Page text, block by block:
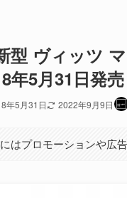
型 ヴィッツ
年5月31日発売
年5月31日 2022年9月9日
はプロモーションや広